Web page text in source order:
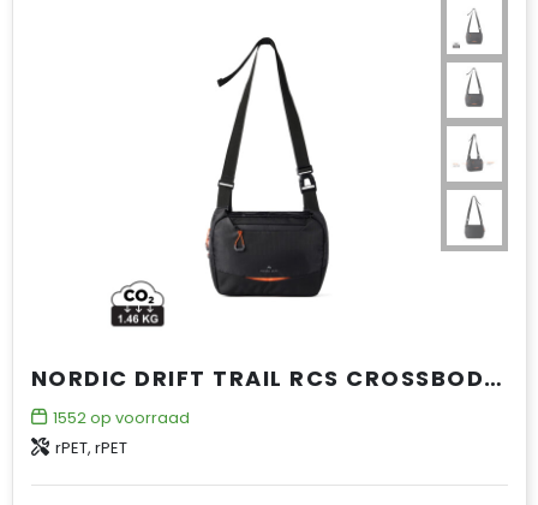
NORDIC DRIFT TRAIL RCS CROSSBODY BAG 4L
1552op voorraad
rPET, rPET